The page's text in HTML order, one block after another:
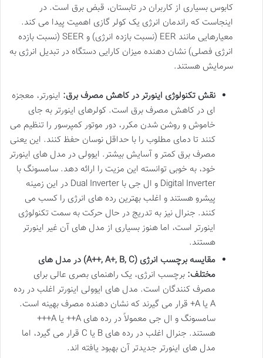
کابوس بسیاری از کاربران در تابستان، قبض برق است. در
اینجاست که راندمان انرژی یک کولر گازی اهمیت پیدا می کند.
معیارهایی مانند EER (نسبت بازده انرژی) و SEER (نسبت بازده
انرژی فصلی) نشان دهنده میزان کارایی دستگاه در تبدیل انرژی به
سرمایش هستند.
نقش تکنولوژی اینورتر در کاهش مصرف برق: اینورتر، معجزه
ای در کاهش مصرف برق است. کولرهای اینورتر به جای
خاموش و روشن شدن مکرر، دور موتور کمپرسور را تنظیم می
کنند تا دمای مطلوب را با حداقل نوسان حفظ کنند. این یعنی
مصرف برق کمتر و آسایش بیشتر. ایوولی در مدل های اینورتر
خود، به خوبی توانسته این مزیت را ارائه دهد. سامسونگ با
Digital Inverter و ال جی با Dual Inverter در این زمینه
پیشرو هستند و اغلب بهترین رده های انرژی را کسب می
کنند. جنرال نیز به تدریج در حال حرکت به سمت تکنولوژی
اینورتر است، اما هنوز بسیاری از مدل های آن غیر اینورتر
هستند.
مقایسه برچسب انرژی (A++, A+, B, C) در مدل های
مختلف: برچسب انرژی، یک راهنمای بصری عالی برای
مصرف کنندگان است. مدل های ایوولی اینورتر اغلب در رده
A یا A+ قرار می گیرند که نشان دهنده مصرف بهینه است.
سامسونگ و ال جی معمولاً در رده های A++ یا A+++
هستند. جنرال اغلب در رده های B یا C قرار می گیرد، اما
مدل های اینورتر جدیدتر آن بهبود یافته اند.